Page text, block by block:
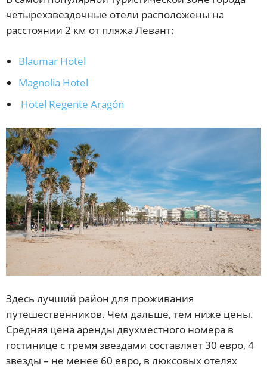
четырехзвездочные отели расположены на
расстоянии 2 км от пляжа Левант:
Blaumar Hotel
Magnolia Hotel
Hotel Regente Aragón
Здесь лучший район для проживания
путешественников. Чем дальше, тем ниже цены.
Средняя цена аренды двухместного номера в
гостинице с тремя звездами составляет 30 евро, 4
звезды – не менее 60 евро, в люксовых отелях